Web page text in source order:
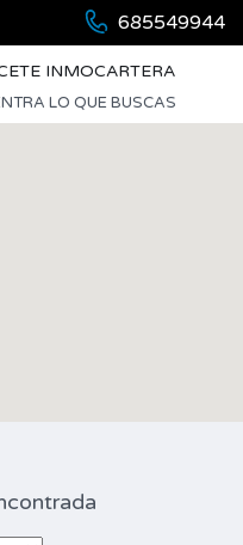
685549944
LO QUE BUSCAS